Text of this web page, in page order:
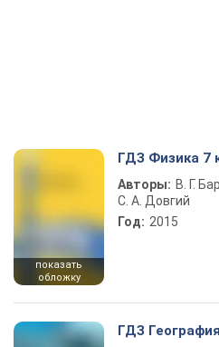
показать
обложку
ГДЗ Физика 7
Авторы: В. Г.
С. А. Довгий
Год: 2015
ГДЗ